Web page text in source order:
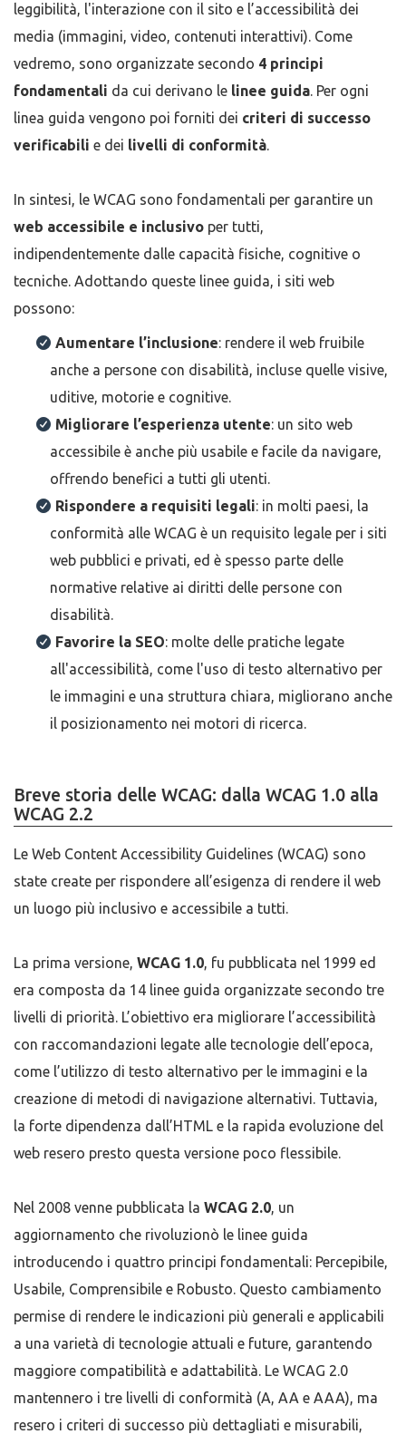
leggibilità, l'interazione con il sito e l’accessibilità dei
media (immagini, video, contenuti interattivi). Come
vedremo, sono organizzate secondo 4 principi
fondamentali da cui derivano le linee guida. Per ogni
linea guida vengono poi forniti dei criteri di successo
verificabili e dei livelli di conformità.
In sintesi, le WCAG sono fondamentali per garantire un
web accessibile e inclusivo per tutti,
indipendentemente dalle capacità fisiche, cognitive o
tecniche. Adottando queste linee guida, i siti web
possono:
Aumentare l’inclusione: rendere il web fruibile
anche a persone con disabilità, incluse quelle visive,
uditive, motorie e cognitive.
Migliorare l’esperienza utente: un sito web
accessibile è anche più usabile e facile da navigare,
offrendo benefici a tutti gli utenti.
Rispondere a requisiti legali: in molti paesi, la
conformità alle WCAG è un requisito legale per i siti
web pubblici e privati, ed è spesso parte delle
normative relative ai diritti delle persone con
disabilità.
Favorire la SEO: molte delle pratiche legate
all'accessibilità, come l'uso di testo alternativo per
le immagini e una struttura chiara, migliorano anche
il posizionamento nei motori di ricerca.
Breve storia delle WCAG: dalla WCAG 1.0 alla
WCAG 2.2
Le Web Content Accessibility Guidelines (WCAG) sono
state create per rispondere all’esigenza di rendere il web
un luogo più inclusivo e accessibile a tutti.
La prima versione, WCAG 1.0, fu pubblicata nel 1999 ed
era composta da 14 linee guida organizzate secondo tre
livelli di priorità. L’obiettivo era migliorare l’accessibilità
con raccomandazioni legate alle tecnologie dell’epoca,
come l’utilizzo di testo alternativo per le immagini e la
creazione di metodi di navigazione alternativi. Tuttavia,
la forte dipendenza dall’HTML e la rapida evoluzione del
web resero presto questa versione poco flessibile.
Nel 2008 venne pubblicata la WCAG 2.0, un
aggiornamento che rivoluzionò le linee guida
introducendo i quattro principi fondamentali: Percepibile,
Usabile, Comprensibile e Robusto. Questo cambiamento
permise di rendere le indicazioni più generali e applicabili
a una varietà di tecnologie attuali e future, garantendo
maggiore compatibilità e adattabilità. Le WCAG 2.0
mantennero i tre livelli di conformità (A, AA e AAA), ma
resero i criteri di successo più dettagliati e misurabili,